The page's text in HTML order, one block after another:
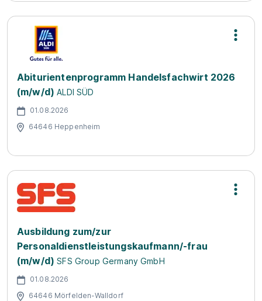
Abiturientenprogramm Handelsfachwirt 2026
(m/w/d) ALDI SÜD
01.08.2026
64646 Heppenheim
Ausbildung zum/zur
Personaldienstleistungskaufmann/-frau
(m/w/d) SFS Group Germany GmbH
01.08.2026
64646 Mörfelden-Walldorf